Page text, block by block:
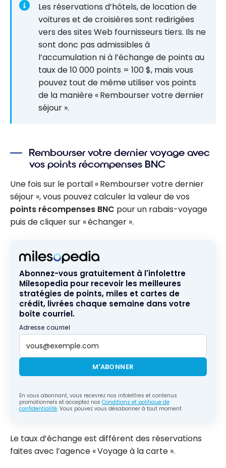
Les réservations d’hôtels, de location de
voitures et de croisières sont redirigées
vers des sites Web fournisseurs tiers. Ils ne
sont donc pas admissibles à
l’accumulation ni à l’échange de points au
taux de 10 000 points = 100 $, mais vous
pouvez tout de même utiliser vos points
de la manière « Rembourser votre dernier
séjour ».
Rembourser votre dernier voyage avec
vos points récompenses BNC
Une fois sur le portail « Rembourser votre dernier
séjour », vous pouvez calculer la valeur de vos
points récompenses BNC pour un rabais-voyage
puis de cliquer sur « échanger ».
Abonnez-vous gratuitement à l'infolettre
Milesopedia pour recevoir les meilleures
stratégies de points, miles et cartes de
crédit, livrées chaque semaine dans votre
boîte courriel.
Adresse courriel
M'ABONNER
En vous abonnant, vous recevrez nos infolettres et contenus
promotionnels et acceptez nos Conditions et politique de
confidentialité. Vous pouvez vous désabonner à tout moment.
Le taux d’échange est différent des réservations
faites avec l’agence « Voyage à la carte ».